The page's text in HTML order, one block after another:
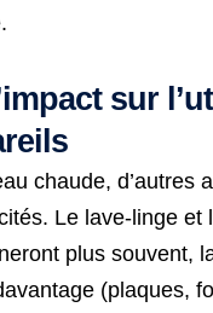
sur
chaude, d’autres
Le lave-linge et
plus souvent,
(plaques,